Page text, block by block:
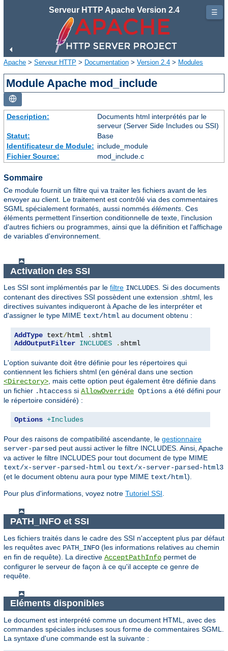
Serveur HTTP Apache Version 2.4
Apache > Serveur HTTP > Documentation > Version 2.4 > Modules
Module Apache mod_include
Description:
Documents html interprétés par le
serveur (Server Side Includes ou SSI)
Statut:
Base
Identificateur de Module: include_module
Fichier Source:
mod_include.c
Sommaire
Ce module fournit un filtre qui va traiter les fichiers avant de les
envoyer au client. Le traitement est contrôlé via des commentaires
SGML spécialement formatés, aussi nommés éléments . Ces
éléments permettent l'insertion conditionnelle de texte, l'inclusion
d'autres fichiers ou programmes, ainsi que la définition et l'affichage
de variables d'environnement.
Activation des SSI
Les SSI sont implémentés par le filtre INCLUDES. Si des documents
contenant des directives SSI possèdent une extension .shtml, les
directives suivantes indiqueront à Apache de les interpréter et
d'assigner le type MIME text/html au document obtenu :
AddType text/html .
AddOutputFilter INCLUDES . shtml
L'option suivante doit être définie pour les répertoires qui
contiennent les fichiers shtml (en général dans une section
<Directory>, mais cette option peut également être définie dans
un fichier .htaccess si AllowOverride Options a été défini pour
le répertoire considéré) :
Options +Includes
Pour des raisons de compatibilité ascendante, le gestionnaire
server-parsed peut aussi activer le filtre INCLUDES. Ainsi, Apache
va activer le filtre INCLUDES pour tout document de type MIME
text/x-server-parsed-html ou text/x-server-parsed-html3
(et le document obtenu aura pour type MIME text/html).
Pour plus d'informations, voyez notre Tutoriel SSI.
PATH_INFO et SSI
Les fichiers traités dans le cadre des SSI n'acceptent plus par défaut
les requêtes avec PATH_INFO (les informations relatives au chemin
en fin de requête). La directive AcceptPathInfo permet de
configurer le serveur de façon à ce qu'il accepte ce genre de
requête.
Eléments disponibles
Le document est interprété comme un document HTML, avec des
commandes spéciales incluses sous forme de commentaires SGML.
La syntaxe d'une commande est la suivante :
☰